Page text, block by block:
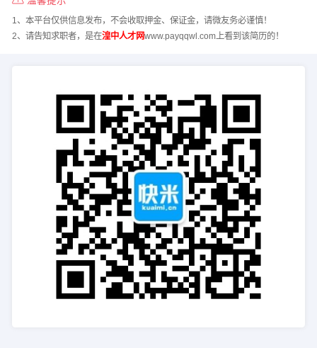
1、本平台仅供信息发布，不会收取押金、保证金，请微友务必谨慎！
2、请告知求职者，是在湟中人才网www.payqqwl.com上看到该简历的！